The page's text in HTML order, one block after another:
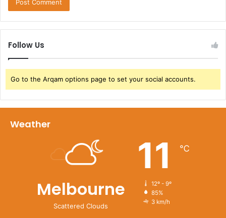
Follow Us
Go to the Arqam options page to set your social accounts.
Weather
Melbourne
Scattered Clouds
11 ℃
12º - 9º
85%
3 km/h